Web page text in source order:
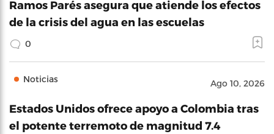
Ramos Parés asegura que atiende los efectos
de la crisis del agua en las escuelas
0
Noticias Ago 10, 2026
Estados Unidos ofrece apoyo a Colombia tras
el potente terremoto de magnitud 7.4